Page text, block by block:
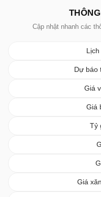
Cập nhật nhanh các
Dự báo
Giá
Giá
Tỷ
Giá